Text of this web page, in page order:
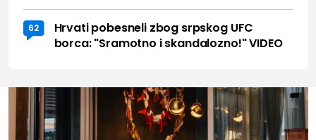
62
Hrvati pobesneli zbog srpskog UFC
borca: "Sramotno i skandalozno!" VIDEO